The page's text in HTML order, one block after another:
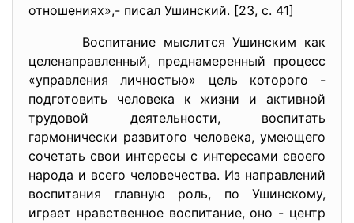
отношениях»,- писал Ушинский. [23, с. 41]
Воспитание мыслится Ушинским как
целенаправленный, преднамеренный процесс
«управления личностью» цель которого -
подготовить человека к жизни и активной
трудовой деятельности, воспитать
гармонически развитого человека, умеющего
сочетать свои интересы с интересами своего
народа и всего человечества. Из направлений
воспитания главную роль, по Ушинскому,
играет нравственное воспитание, оно - центр